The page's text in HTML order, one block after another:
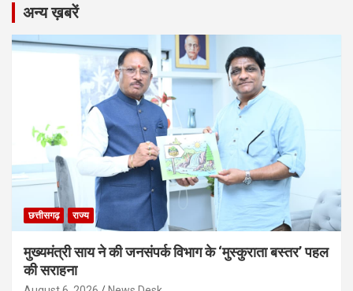
अन्य ख़बरें
छत्तीसगढ़ राज्य
मुख्यमंत्री साय ने की जनसंपर्क विभाग के ‘मुस्कुराता बस्तर’ पहल
की सराहना